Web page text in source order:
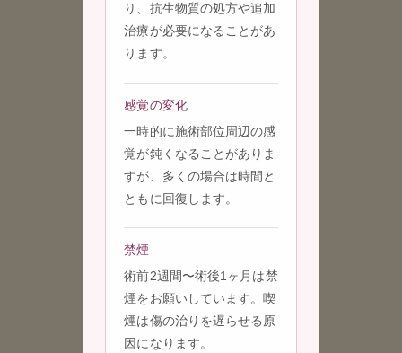
り、抗生物質の処方や追加
治療が必要になることがあ
ります。
感覚の変化
一時的に施術部位周辺の感
覚が鈍くなることがありま
すが、多くの場合は時間と
ともに回復します。
禁煙
術前2週間〜術後1ヶ月は禁
煙をお願いしています。喫
煙は傷の治りを遅らせる原
因になります。